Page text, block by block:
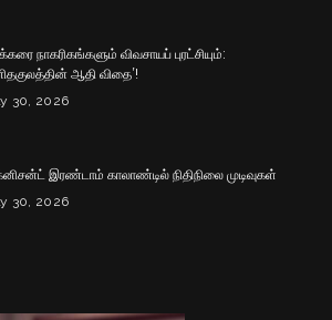
நாகரிகங்களும் விவசாயப் புரட்சியும்:
ஆதி விதை’!
30, 2026
இரண்டாம் காலாண்டில் நிதிநிலை முடிவுகள்
30, 2026